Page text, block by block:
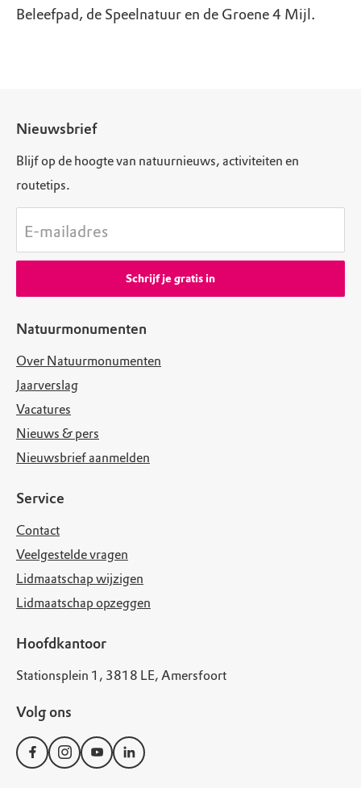
Beleefpad, de Speelnatuur en de Groene 4 Mijl.
Natuurmonumenten
Over Natuurmonumenten
Jaarverslag
Vacatures
Nieuws & pers
Nieuwsbrief aanmelden
Service
Contact
Veelgestelde vragen
Lidmaatschap wijzigen
Lidmaatschap opzeggen
Hoofdkantoor
Stationsplein 1, 3818 LE, Amersfoort
Volg ons
Nieuwsbrief
Blijf op de hoogte van natuurnieuws, activiteiten en
routetips.
E-mailadres
Schrijf je gratis in